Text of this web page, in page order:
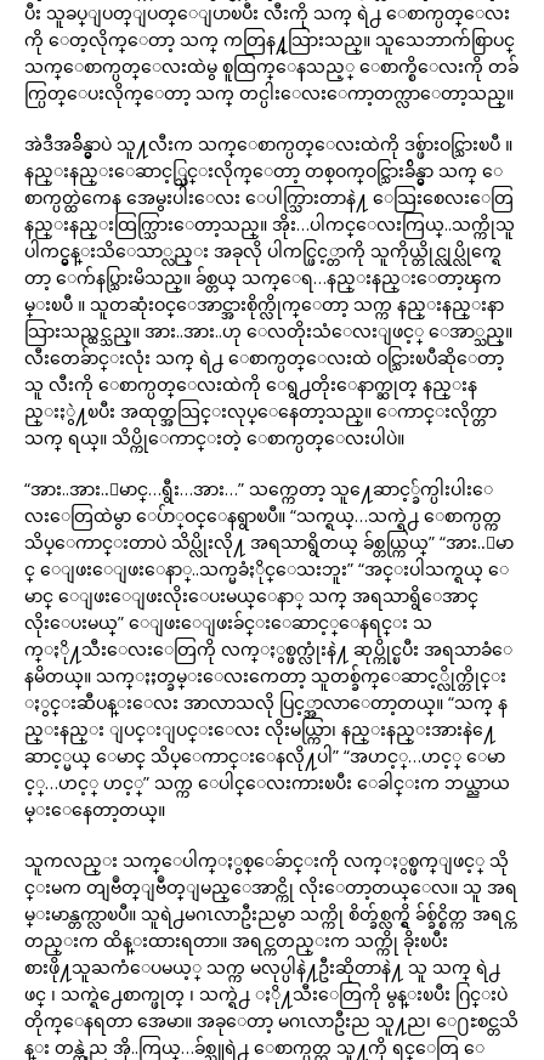
ပီး သူခပ္ျပတ္ျပတ္ေျပာၿပီး လီးကို သက္ ရဲ႕ ေစာက္ပတ္ေလး
ကို ေတ့လိုက္ေတာ့ သက္ ကတြန႔္သြားသည္။ သူသေဘာက်စြာပင္
သက္ေစာက္ပတ္ေလးထဲမွ စူထြက္ေနသည့္ ေစာက္စိေလးကို တခ်
က္ပြတ္ေပးလိုက္ေတာ့ သက္ တင္ပါးေလးေကာ့တက္လာေတာ့သည္။
အဲဒီအခ်ိန္မွာပဲ သူ႔လီးက သက္ေစာက္ပတ္ေလးထဲကို ဒစ္ဖ်ားဝင္သြားၿပီ ။
နည္းနည္းေဆာင့္သြင္းလိုက္ေတာ့ တစ္ဝက္ဝင္သြားခ်ိန္မွာ သက္ ေ
စာက္ပတ္ထဲကေန အေမွးပါးေလး ေပါက္သြားတာနဲ႔ ေသြးစေလးေတြ
နည္းနည္းထြက္သြားေတာ့သည္။ အိုး…ပါကင္ေလးကြယ္..သက္ကိုသူ
ပါကင္မွန္းသိေသာ္လည္း အခုလို ပါကင္ဖြင့္တာကို သူကိုယ္တိုင္လုပ္လိုက္ရေ
တာ့ ေက်နပ္သြားမိသည္။ ခ်စ္တယ္ သက္ေရ…နည္းနည္းေတာ့ၾက
မ္းၿပီ ။ သူတဆုံးဝင္ေအာင္အားစိုက္လိုက္ေတာ့ သက္က နည္းနည္းနာ
သြားသည္ထင္သည္။ အား..အား..ဟု ေလတိုးသံေလးျဖင့္ ေအာ္သည္။
လီးတေခ်ာင္းလုံး သက္ ရဲ႕ ေစာက္ပတ္ေလးထဲ ဝင္သြားၿပီဆိုေတာ့
သူ လီးကို ေစာက္ပတ္ေလးထဲကို ေရွ႕တိုးေနာက္ဆုတ္ နည္းန
ည္းႏွဲ႔ၿပီး အထုတ္အသြင္းလုပ္ေနေတာ့သည္။ ေကာင္းလိုက္တာ
သက္ ရယ္။ သိပ္ကိုေကာင္းတဲ့ ေစာက္ပတ္ေလးပါပဲ။
“အား..အား..ေမာင္…ရွီး…အား…” သက္ကေတာ့ သူ႔ေဆာင့္ခ်က္ပါးပါးေ
လးေတြထဲမွာ ေပ်ာ္ဝင္ေနရွာၿပီ။ “သက္ရယ္…သက္ရဲ႕ ေစာက္ပတ္က
သိပ္ေကာင္းတာပဲ သိပ္လိုးလို႔ အရသာရွိတယ္ ခ်စ္တယ္ကြယ္” “အား..ေမာ
င္ ေျဖးေျဖးေနာ္..သက္မခံႏိုင္ေသးဘူး” “အင္းပါသက္ရယ္ ေ
မာင္ ေျဖးေျဖးလိုးေပးမယ္ေနာ္ သက္ အရသာရွိေအာင္
လိုးေပးမယ္” ေျဖးေျဖးခ်င္းေဆာင့္ေနရင္း သ
က္ႏို႔သီးေလးေတြကို လက္ႏွစ္ဖက္လုံးနဲ႔ ဆုပ္ကိုင္ၿပီး အရသာခံေ
နမိတယ္။ သက္ႏႈတ္ခမ္းေလးကေတာ့ သူတစ္ခ်က္ေဆာင့္လိုက္တိုင္း
ႏွင္းဆီပန္းေလး အာလာသလို ပြင့္အာလာေတာ့တယ္။ “သက္ န
ည္းနည္း ျပင္းျပင္းေလး လိုးမယ္ကြာ၊ နည္းနည္းအားနဲ႔ေ
ဆာင့္မယ္ ေမာင္ သိပ္ေကာင္းေနလို႔ပါ” “အဟင့္…ဟင့္ ေမာ
င့္…ဟင့္ ဟင့္” သက္က ေပါင္ေလးကားၿပီး ေခါင္းက ဘယ္ညာယ
မ္းေနေတာ့တယ္။
သူကလည္း သက္ေပါက္ႏွစ္ေခ်ာင္းကို လက္ႏွစ္ဖက္ျဖင့္ သို
င္းမက တျဗဳတ္ျဗဳတ္ျမည္ေအာင္ကို လိုးေတာ့တယ္ေလ။ သူ အရ
မ္းမာန္တက္လာၿပီ။ သူရဲ႕မဂၤလာဦးညမွာ သက္ကို စိတ္ခ်စ္လက္ရွိ ခ်စ္ခ်င္စိတ္က အရင္က
တည္းက ထိန္းထားရတာ။ အရင္ကတည္းက သက္ကို ခိုးၿပီး
စားဖို႔သူႀကံေပမယ့္ သက္က မလုပ္ပါနဲ႔ဦးဆိုတာနဲ႔ သူ သက္ ရဲ႕
ဖင္ ၊ သက္ရဲ႕ေစာက္ဖုတ္ ၊ သက္ရဲ႕ ႏို႔သီးေတြကို မွန္းၿပီး ဂြင္းပဲ
တိုက္ေနရတာ အေမာ။ အခုေတာ့ မဂၤလာဦးည သူ႔ည၊ ေ႐ႊစင္တသိ
န္း တန္တဲ့ည အို..ကြယ္…ခ်စ္သူရဲ႕ ေစာက္ပတ္က သူ႔ကို ရင္ေတြ ေ